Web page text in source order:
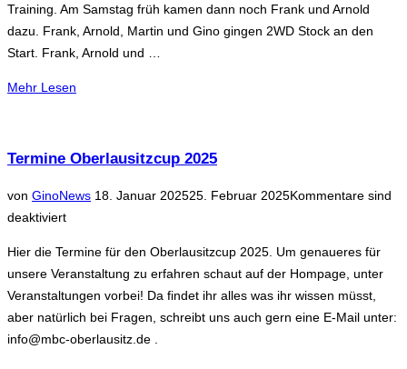
Training. Am Samstag früh kamen dann noch Frank und Arnold
dazu. Frank, Arnold, Martin und Gino gingen 2WD Stock an den
Start. Frank, Arnold und …
Mehr über
by
Series
RD4“
Lesen
Termine Oberlausitzcup 2025
von GinoNewsVeröffentlicht
18. Januar 202525. Februar 2025Kommentare sind
deaktiviert
Hier die Termine für den Oberlausitzcup 2025. Um genaueres für
unsere Veranstaltung zu erfahren schaut auf der Hompage, unter
Veranstaltungen vorbei! Da findet ihr alles was ihr wissen müsst,
aber natürlich bei Fragen, schreibt uns auch gern eine E-Mail unter:
info@mbc-oberlausitz.de .